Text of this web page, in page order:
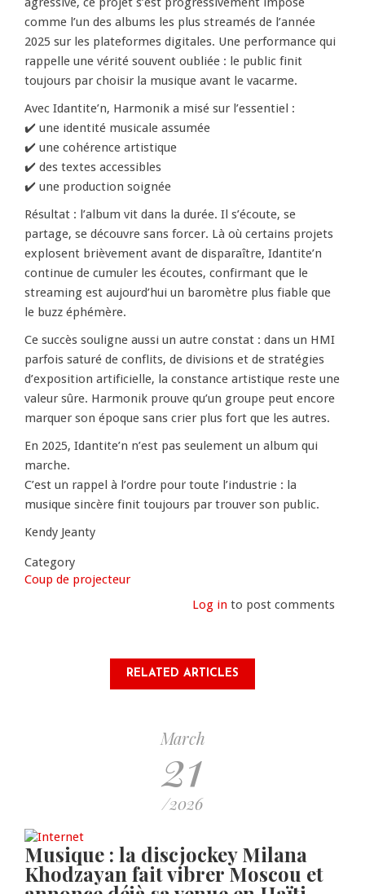
comme l’un des albums les plus streamés de l’année
2025 sur les plateformes digitales. Une performance qui
rappelle une vérité souvent oubliée : le public finit
toujours par choisir la musique avant le vacarme.
Avec Idantite’n, Harmonik a misé sur l’essentiel :
✔️ une identité musicale assumée
✔️ une cohérence artistique
✔️ des textes accessibles
✔️ une production soignée
Résultat : l’album vit dans la durée. Il s’écoute, se
partage, se découvre sans forcer. Là où certains projets
explosent brièvement avant de disparaître, Idantite’n
continue de cumuler les écoutes, confirmant que le
streaming est aujourd’hui un baromètre plus fiable que
le buzz éphémère.
Ce succès souligne aussi un autre constat : dans un HMI
parfois saturé de conflits, de divisions et de stratégies
d’exposition artificielle, la constance artistique reste une
valeur sûre. Harmonik prouve qu’un groupe peut encore
marquer son époque sans crier plus fort que les autres.
En 2025, Idantite’n n’est pas seulement un album qui
marche.
C’est un rappel à l’ordre pour toute l’industrie : la
musique sincère finit toujours par trouver son public.
Kendy Jeanty
Category
Coup de projecteur
Log into post comments
RELATED ARTICLES
March
21
/2026
Musique : la discjockey Milana
Khodzayan fait vibrer Moscou et